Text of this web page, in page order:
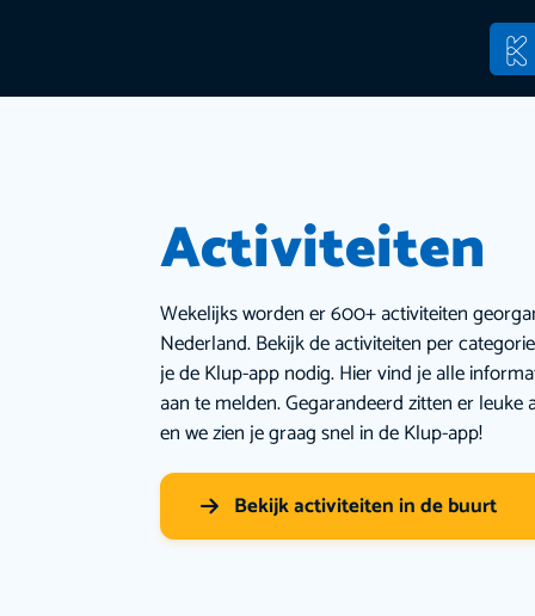
Activiteiten
Wekelijks worden er 600+ activiteiten
Nederland. Bekijk de activiteiten per
je de Klup-app nodig. Hier vind je alle
aan te melden. Gegarandeerd zitten er
en we zien je graag snel in de Klup-app!
Bekijk activiteiten in de buurt